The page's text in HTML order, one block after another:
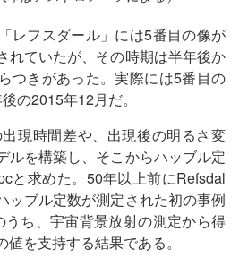
レフスダール」には5番目の像が
れていたが、その時期は半年後か
つきがあった。実際には5番目の
の2015年12月だ。
現時間差や、出現後の明るさ変
ルを構築し、そこからハッブル定
と求めた。50年以上前にRefsdal
ッブル定数が測定された初の事例
ち、宇宙背景放射の測定から得
を支持する結果である。